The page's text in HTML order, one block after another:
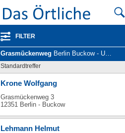
FILTER
Grasmückenweg Berlin Buckow - Unternehmen und Personen
Standardtreffer
Krone Wolfgang
Grasmückenweg 3
12351 Berlin - Buckow
Lehmann Helmut